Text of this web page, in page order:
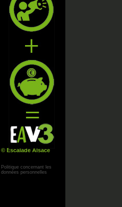
© Escalade Alsace
Politique concernant les
données personnelles